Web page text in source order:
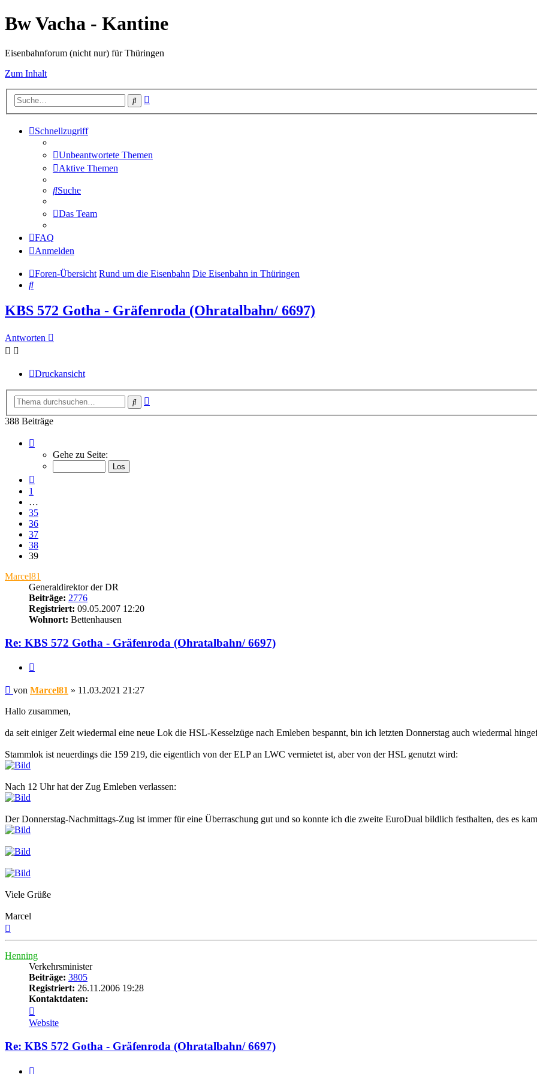
Bw Vacha - Kantine
Eisenbahnforum (nicht nur) für Thüringen
Zum Inhalt
Suche
Schnellzugriff
Unbeantwortete Themen
Aktive Themen
Suche
Das Team
FAQ
Anmelden
Foren-Übersicht Rund um die Eisenbahn Die Eisenbahn in Thüringen
Suche
KBS 572 Gotha - Gräfenroda (Ohratalbahn/ 6697)
Antworten
Druckansicht
Suche
388 Beiträge
39
von
Gehe zu Seite:
1
…
35
36
37
38
39
Marcel81
Generaldirektor der DR
Beiträge: 2776
Registriert: 09.05.2007 12:20
Wohnort: Bettenhausen
Re: KBS 572 Gotha - Gräfenroda (Ohratalbahn/ 6697)
Beitrag
von Marcel81 » 11.03.2021 21:27
Hallo zusammen,
da seit einiger Zeit wiedermal eine neue Lok die HSL-Kesselzüge nach Emleben bespannt, bin ich letzten Donnerstag auch wiedermal
Stammlok ist neuerdings die 159 219, die eigentlich von der ELP an LWC vermietet ist, aber von der HSL genutzt wird:
Nach 12 Uhr hat der Zug Emleben verlassen:
Der Donnerstag-Nachmittags-Zug ist immer für eine Überraschung gut und so konnte ich die zweite EuroDual bildlich festhalten, des es
Viele Grüße
Marcel
Henning
Verkehrsminister
Beiträge: 3805
Registriert: 26.11.2006 19:28
Kontaktdaten:
von
Henning
Website
Re: KBS 572 Gotha - Gräfenroda (Ohratalbahn/ 6697)